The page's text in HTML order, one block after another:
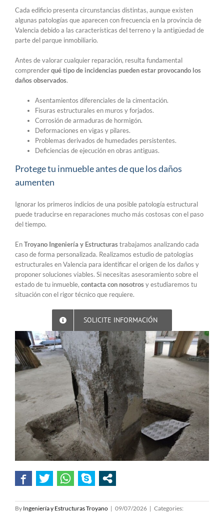
Cada edificio presenta circunstancias distintas, aunque existen
algunas patologías que aparecen con frecuencia en la provincia de
Valencia debido a las características del terreno y la antigüedad de
parte del parque inmobiliario.
Antes de valorar cualquier reparación, resulta fundamental
comprender qué tipo de incidencias pueden estar provocando los
daños observados.
Asentamientos diferenciales de la cimentación.
Fisuras estructurales en muros y forjados.
Corrosión de armaduras de hormigón.
Deformaciones en vigas y pilares.
Problemas derivados de humedades persistentes.
Deficiencias de ejecución en obras antiguas.
Protege tu inmueble antes de que los daños
aumenten
Ignorar los primeros indicios de una posible patología estructural
puede traducirse en reparaciones mucho más costosas con el paso
del tiempo.
EnTroyano Ingeniería y Estructurastrabajamos analizando cada
caso de forma personalizada. Realizamos estudio de patologías
estructurales en Valencia para identificar el origen de los daños y
proponer soluciones viables. Si necesitas asesoramiento sobre el
estado de tu inmueble, contacta con nosotrosy estudiaremos tu
situación con el rigor técnico que requiere.
SOLICITE INFORMACIÓN
By Ingeniería y Estructuras Troyano | 09/07/2026 | Categories: